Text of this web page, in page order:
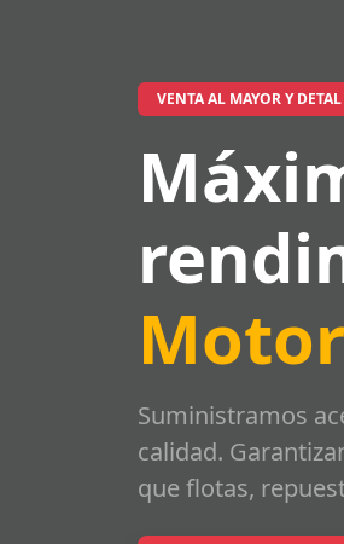
VENTA AL MAYOR Y DETAL
Motor
Suministramos
calidad.
que flotas,